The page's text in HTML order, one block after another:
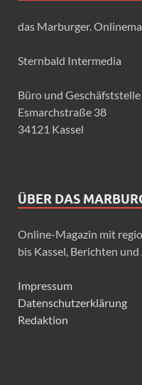
das Marburger.
Sternbald Intermedia
Büro und Geschäfststelle
Esmarchstraße 38
34121 Kassel
ÜBER DAS
Online-Magazin mit
bis Kassel, Berichten
Impressum
Datenschutzerklärung
Redaktion